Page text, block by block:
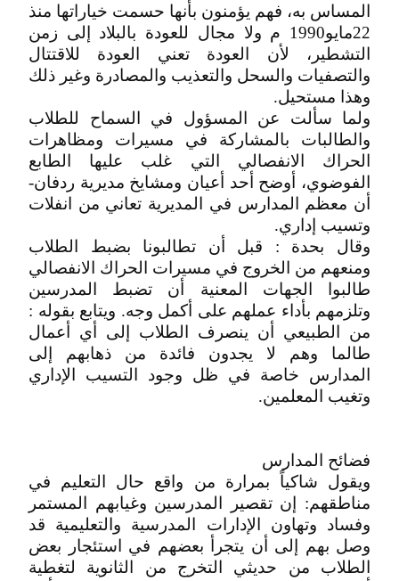
‬وهذا‮ ‬مستحيل‮.‬
ولما سألت عن المسؤول في السماح للطلاب
والطالبات بالمشاركة في مسيرات ومظاهرات
الحراك الانفصالي التي غلب عليها الطابع
الفوضوي، أوضح أحد أعيان ومشايخ مديرية ردفان-
أن معظم المدارس في المديرية تعاني من انفلات
وتسيب إداري.
وقال بحدة : قبل أن تطالبونا بضبط الطلاب
ومنعهم من الخروج في مسيرات الحراك الانفصالي
طالبوا الجهات المعنية أن تضبط المدرسين
وتلزمهم بأداء عملهم على أكمل وجه. ويتابع بقوله :
من الطبيعي أن ينصرف الطلاب إلى أي أعمال
طالما وهم لا يجدون فائدة من ذهابهم إلى
‬وتغيب‮ ‬المعلمين‮.‬
فضائح‮ ‬المدارس
ويقول شاكياً بمرارة من واقع حال التعليم في
مناطقهم: إن تقصير المدرسين وغيابهم المستمر
وفساد وتهاون الإدارات المدرسية والتعليمية قد
وصل بهم إلى أن يتجرأ بعضهم في استئجار بعض
الطلاب من حديثي التخرج من الثانوية لتغطية